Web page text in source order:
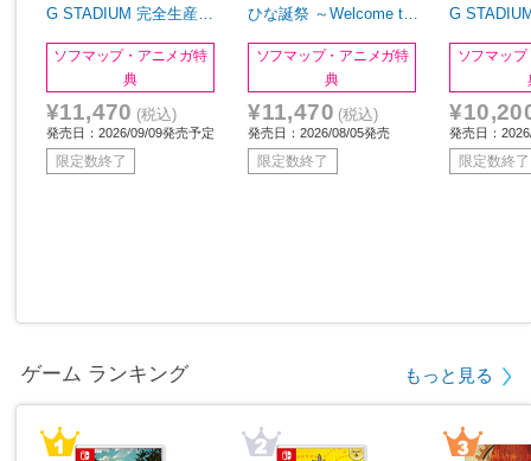
G STADIUM 完全生産限
ソフマップ・アニメガ特
典
¥11,470 (税込)
発売日：2026/09/09発売予定
限定数終了
ひな誕祭 ～Welcome to
TRA～」in 横浜スタジア
ム 完全生産限定盤 BD
ソフマップ・アニメガ特
典
¥11,470 (税込)
発売日：2026/08/05発売
限定数終了
G
ソフマッ
発売日：
限定数終了
ゲーム ランキング もっと見る